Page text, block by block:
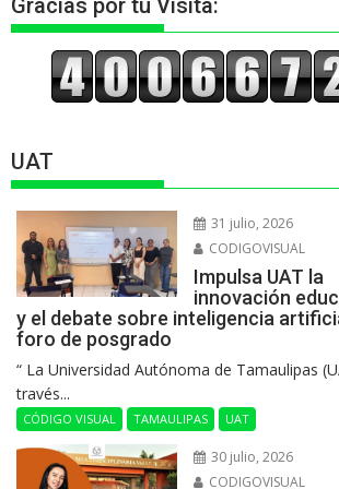
Gracias por tu Visita:
UAT
31 julio, 2026
CODIGOVISUAL
Impulsa UAT la
innovación
y el debate sobre inteligencia
foro de posgrado
“ La Universidad Autónoma de Tamaulipas
través...
CÓDIGO VISUAL TAMAULIPAS UAT
30 julio, 2026
CODIGOVISUAL